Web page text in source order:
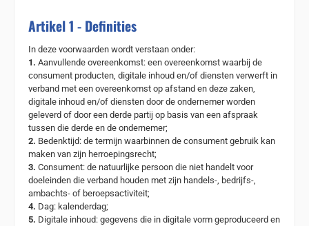
Artikel 1 - Definities
In deze voorwaarden wordt verstaan onder:
1. Aanvullende overeenkomst: een overeenkomst waarbij de
consument producten, digitale inhoud en/of diensten verwerft in
verband met een overeenkomst op afstand en deze zaken,
digitale inhoud en/of diensten door de ondernemer worden
geleverd of door een derde partij op basis van een afspraak
tussen die derde en de ondernemer;
2. Bedenktijd: de termijn waarbinnen de consument gebruik kan
maken van zijn herroepingsrecht;
3. Consument: de natuurlijke persoon die niet handelt voor
doeleinden die verband houden met zijn handels-, bedrijfs-,
ambachts- of beroepsactiviteit;
4. Dag: kalenderdag;
5. Digitale inhoud: gegevens die in digitale vorm geproduceerd en